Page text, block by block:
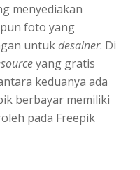
menyediakan
foto yang
untukdesainer. Di
yang gratis
keduanya ada
berbayar memiliki
pada Freepik